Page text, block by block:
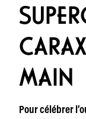
MAIN
Pour célébrer